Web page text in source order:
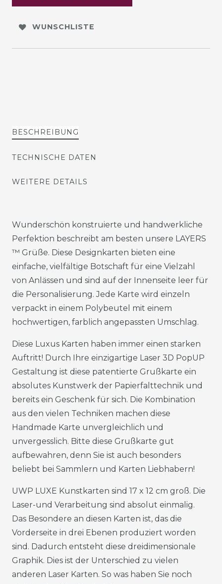
WUNSCHLISTE
BESCHREIBUNG
TECHNISCHE DATEN
WEITERE DETAILS
Wunderschön konstruierte und handwerkliche
Perfektion beschreibt am besten unsere LAYERS
™ Grüße. Diese Designkarten bieten eine
einfache, vielfältige Botschaft für eine Vielzahl
von Anlässen und sind auf der Innenseite leer für
die Personalisierung. Jede Karte wird einzeln
verpackt in einem Polybeutel mit einem
hochwertigen, farblich angepassten Umschlag.
Diese Luxus Karten haben immer einen starken
Auftritt! Durch Ihre einzigartige Laser 3D PopUP
Gestaltung ist diese patentierte Grußkarte ein
absolutes Kunstwerk der Papierfalttechnik und
bereits ein Geschenk für sich. Die Kombination
aus den vielen Techniken machen diese
Handmade Karte unvergleichlich und
unvergesslich. Bitte diese Grußkarte gut
aufbewahren, denn Sie ist auch besonders
beliebt bei Sammlern und Karten Liebhabern!
UWP LUXE Kunstkarten sind 17 x 12 cm groß. Die
Laser-und Verarbeitung sind absolut einmalig.
Das Besondere an diesen Karten ist, das die
Vorderseite in drei Ebenen produziert worden
sind. Dadurch entsteht diese dreidimensionale
Graphik. Dies ist der Unterschied zu vielen
anderen Laser Karten. So was haben Sie noch